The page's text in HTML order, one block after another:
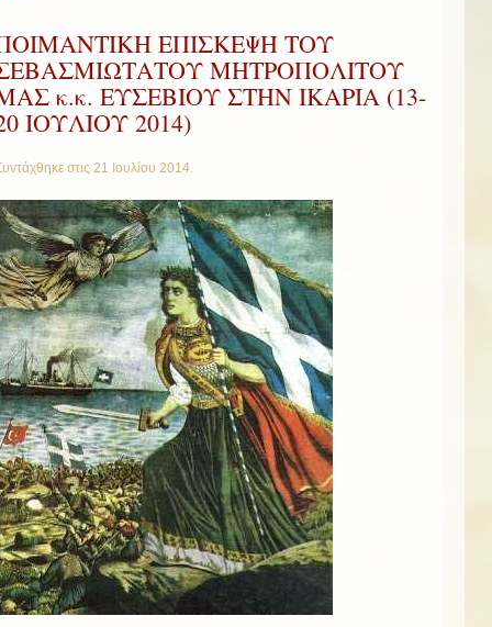
ΕΠΙΣΚΕΨΗ ΤΟΥ
ΜΗΤΡΟΠΟΛΙΤΟΥ
κ.κ. ΕΥΣΕΒΙΟΥ ΣΤΗΝ ΙΚΑΡΙΑ (13-
ΙΟΥΛΙΟΥ 2014)
στις 21 Ιουλίου 2014.